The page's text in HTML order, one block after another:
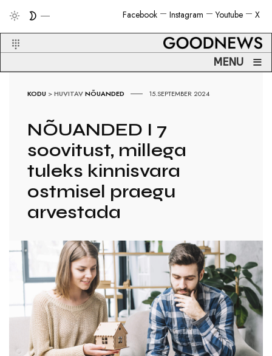
X
Youtube
Instagram
Facebook
MENU ≡
KODU >HUVITAVNÕUANDED 15.SEPTEMBER 2024
NÕUANDED I 7
soovitust, millega
tuleks kinnisvara
ostmisel praegu
arvestada